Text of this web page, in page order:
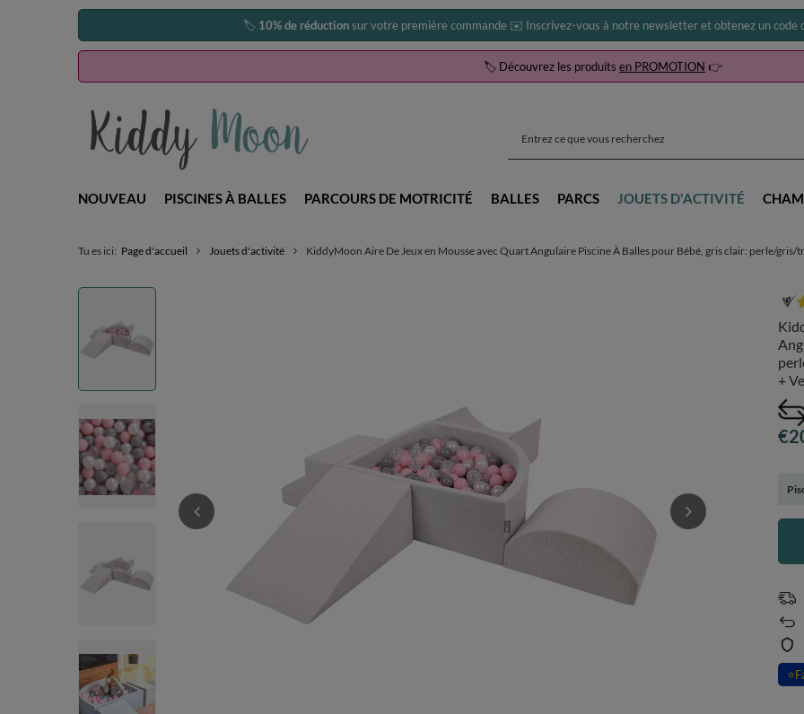
🏷️ 10% de réductionsur votre première commande ✉️ Inscrivez-vous à notre newsletter et obtenez un code
🏷️ Découvrez les produits en PROMOTION 👉
NOUVEAU PISCINES À BALLES PARCOURS DE MOTRICITÉ BALLES PARCS JOUETS D'ACTIVITÉ
Tu es ici: Page d'accueil Jouets d'activité KiddyMoon Aire De Jeux en Mousse avec Quart Angulaire Piscine À Balles pour Bébé, gris clair: perle/
+
⭐